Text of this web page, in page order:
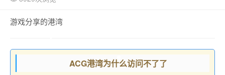
游戏分享的港湾
ACG港湾为什么访问不了了